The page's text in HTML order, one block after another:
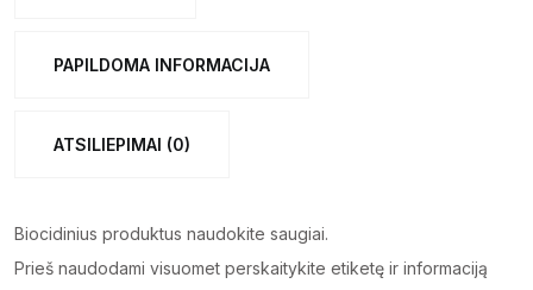
PAPILDOMA INFORMACIJA
ATSILIEPIMAI (0)
Biocidinius produktus naudokite saugiai.
Prieš naudodami visuomet perskaitykite etiketę ir informaciją